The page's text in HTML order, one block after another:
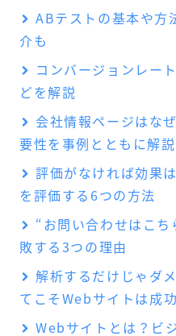
ABテストの基本や方
介も
コンバージョンレー
どを解説
会社情報ページはな
要性を事例とともに解説
評価がなければ効果
を評価する6つの方法
“お問い合わせはこ
敗する3つの理由
解析するだけじゃダ
てこそWebサイトは成
Webサイトとは？ビ